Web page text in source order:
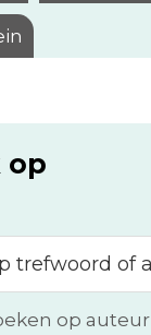
op
op auteur